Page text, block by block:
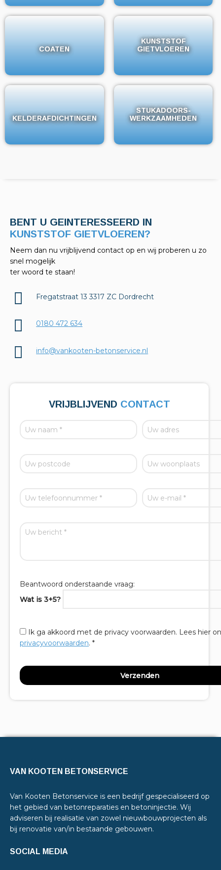
COATEN
COATEN
KUNSTSTOF
GIETVLOEREN
KUNSTSTOF
GIETVLOEREN
KELDERAFDICHTINGEN
KELDERAFDICHTINGEN
STUKADOORS-
WERKZAAMHEDEN
STUKADOORS-
WERKZAAMHEDEN
BENT U GEINTERESSEERD IN
KELDERAFDICHTINGEN?
Neem dan nu vrijblijvend contact op en wij proberen u zo
snel mogelijk
ter woord te staan!
Fregatstraat 13 3317 ZC Dordrecht
0180 472 634
info@vankooten-betonservice.nl
VRIJBLIJVEND CONTACT
Beantwoord onderstaande vraag:
Wat is 3+5?
Ik ga akkoord met de privacy voorwaarden. Lees hier
privacyvoorwaarden. *
VAN KOOTEN BETONSERVICE
Van Kooten Betonservice is een bedrijf gespecialiseerd op
het gebied van betonreparaties en betoninjectie. Wij
adviseren bij realisatie van zowel nieuwbouwprojecten als
bij renovatie van/in bestaande gebouwen.
SOCIAL MEDIA